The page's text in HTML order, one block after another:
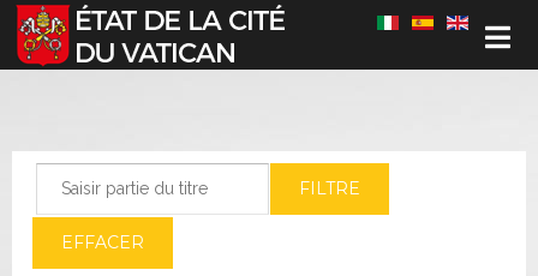
Sélectionnez votre langue
FILTRE
EFFACER